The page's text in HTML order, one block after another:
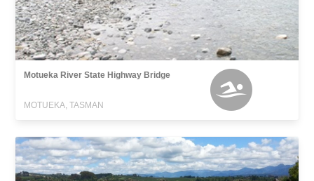
Motueka River State Highway Bridge
MOTUEKA, TASMAN